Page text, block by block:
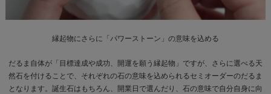
縁起物にさらに「パワーストーン」の意味を込める
だるま自体が「目標達成や成功、開運を願う縁起物」ですが、さらに選べる天
然石を付けることで、それぞれの石の意味を込められるセミオーダーのだるま
となります。誕生石はもちろん、開業日で選んだり、石の意味で自分自身に向